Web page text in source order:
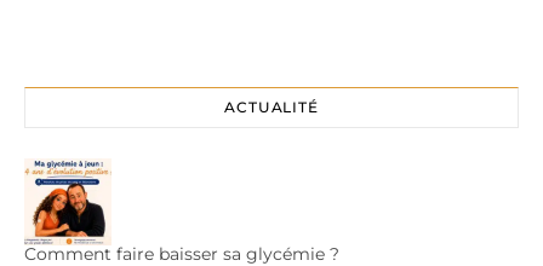
ACTUALITÉ
Comment faire baisser sa glycémie ?